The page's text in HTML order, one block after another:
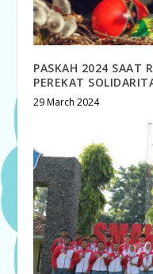
PASKAH 2024 SAAT
PEREKAT
29 March 2024